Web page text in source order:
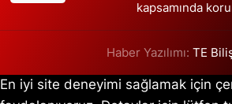
kapsamında
Haber Yazılımı: TE
En iyi site deneyimi sağlamak için